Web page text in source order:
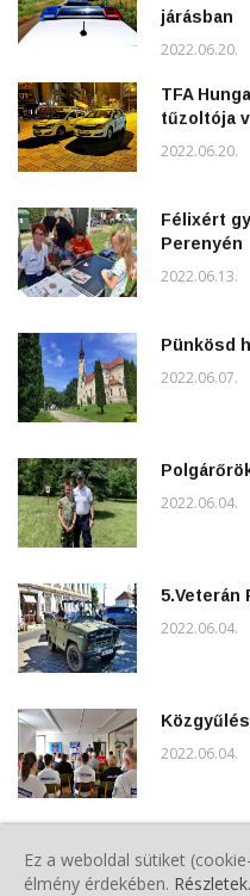
járásban
2022.06.20.
TFA
tűzoltója
2022.06.20.
Félixért
Perenyén
2022.06.13.
Pünkösd
2022.06.07.
2022.06.04.
5.Veterán
2022.06.04.
2022.06.04.
évindító
Ez a weboldal sütiket
élmény érdekében.